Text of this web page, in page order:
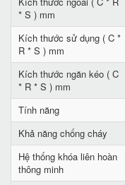
* S ) mm
Kích thước sử dụng ( C *
R * S ) mm
Kích thước ngăn kéo ( C
* R * S ) mm
Tính năng
Khả năng chống cháy
Hệ thống khóa liên hoàn
thông minh